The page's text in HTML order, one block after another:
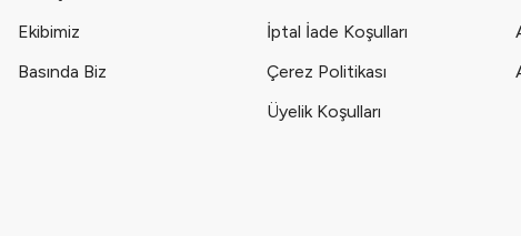
İçlik 24 Ay ) Seri - 1041-Bej Müslin Ceketli Şortlu
- 1052-Bej Müslin Ceketli Şortlu Krem 3'lü Kız Çocuk
Ekibimiz
Basında Biz
İptal İade Koşulları
Çerez Politikası
Üyelik Koşulları